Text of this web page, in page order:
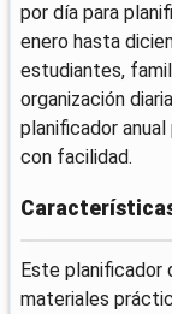
por día para
enero hasta
estudiantes,
organización
planificador
con facilidad.
Este planificador
materiales